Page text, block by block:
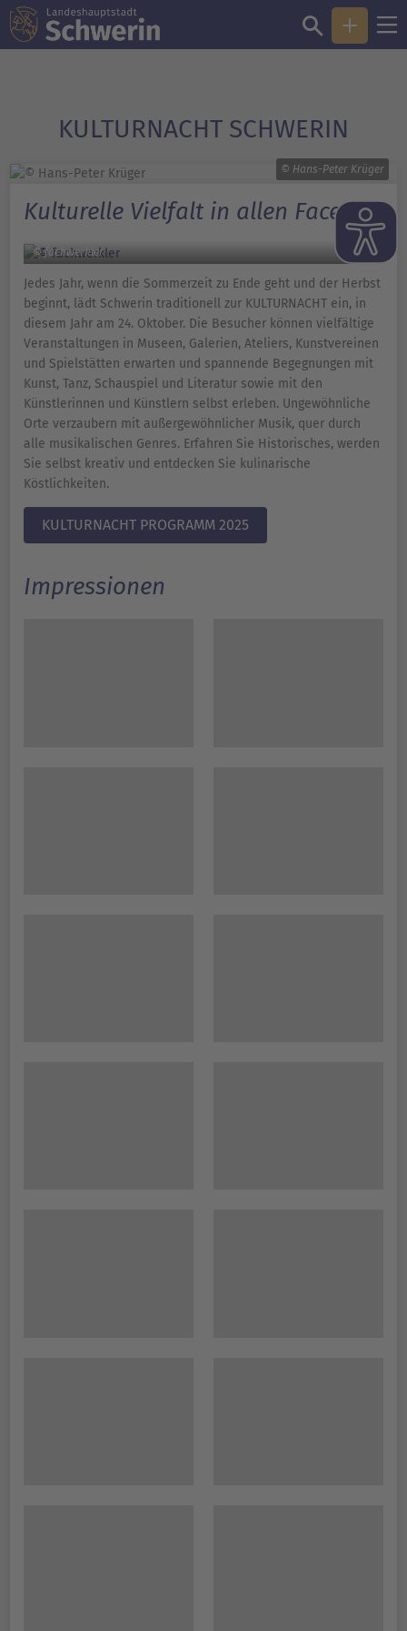
KULTURNACHT SCHWERIN
© Hans-Peter Krüger
Kulturelle Vielfalt in allen Facetten
© fachwerkler
Jedes Jahr, wenn die Sommerzeit zu Ende geht und der Herbst
beginnt, lädt Schwerin traditionell zur KULTURNACHT ein, in
diesem Jahr am 24. Oktober. Die Besucher können vielfältige
Veranstaltungen in Museen, Galerien, Ateliers, Kunstvereinen
und Spielstätten erwarten und spannende Begegnungen mit
Kunst, Tanz, Schauspiel und Literatur sowie mit den
Künstlerinnen und Künstlern selbst erleben. Ungewöhnliche
Orte verzaubern mit außergewöhnlicher Musik, quer durch
alle musikalischen Genres. Erfahren Sie Historisches, werden
Sie selbst kreativ und entdecken Sie kulinarische
Köstlichkeiten.
KULTURNACHT PROGRAMM 2025
Impressionen